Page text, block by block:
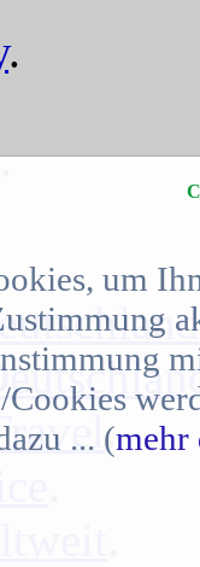
.
.
.
um
... (mehr